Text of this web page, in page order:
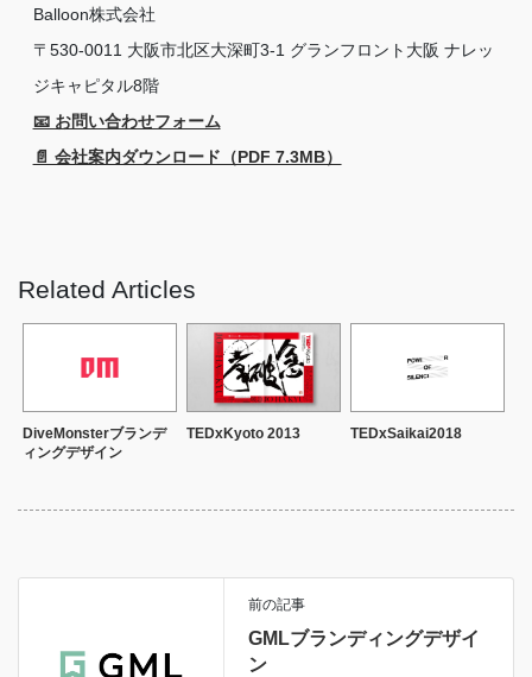
Balloon株式会社
〒530-0011 大阪市北区大深町3-1 グランフロント大阪 ナレッ
ジキャピタル8階
📧 お問い合わせフォーム
📄 会社案内ダウンロード（PDF 7.3MB）
Related Articles
DiveMonsterブランデ
ィングデザイン
TEDxKyoto 2013 TEDxSaikai2018
前の記事
GMLブランディングデザイ
ン